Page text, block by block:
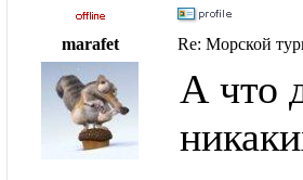
marafet Re: Морской
А что